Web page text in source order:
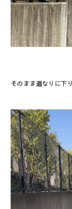
そのまま道なりに下り